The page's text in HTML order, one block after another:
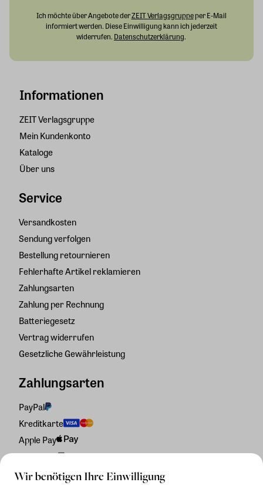
Wir benötigen Ihre Einwilligung
Informationen
ZEIT Verlagsgruppe
Mein Kundenkonto
Kataloge
Über uns
Service
Versandkosten
Sendung verfolgen
Bestellung retournieren
Fehlerhafte Artikel reklamieren
Zahlungsarten
Zahlung per Rechnung
Batteriegesetz
Vertrag widerrufen
Gesetzliche Gewährleistung
Zahlungsarten
PayPal
Kreditkarte
Apple Pay
Rechnung
Ich möchte über Angebote derZEIT Verlagsgruppeper E-Mail
informiert werden. Diese Einwilligung kann ich jederzeit
widerrufen. Datenschutzerklärung.